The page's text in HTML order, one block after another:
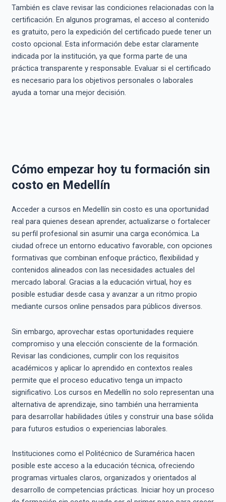
También es clave revisar las condiciones relacionadas con la
certificación. En algunos programas, el acceso al contenido
es gratuito, pero la expedición del certificado puede tener un
costo opcional. Esta información debe estar claramente
indicada por la institución, ya que forma parte de una
práctica transparente y responsable. Evaluar si el certificado
es necesario para los objetivos personales o laborales
ayuda a tomar una mejor decisión.
Cómo empezar hoy tu formación sin
costo en Medellín
Acceder a cursos en Medellín sin costo es una oportunidad
real para quienes desean aprender, actualizarse o fortalecer
su perfil profesional sin asumir una carga económica. La
ciudad ofrece un entorno educativo favorable, con opciones
formativas que combinan enfoque práctico, flexibilidad y
contenidos alineados con las necesidades actuales del
mercado laboral. Gracias a la educación virtual, hoy es
posible estudiar desde casa y avanzar a un ritmo propio
mediante cursos online pensados para públicos diversos.
Sin embargo, aprovechar estas oportunidades requiere
compromiso y una elección consciente de la formación.
Revisar las condiciones, cumplir con los requisitos
académicos y aplicar lo aprendido en contextos reales
permite que el proceso educativo tenga un impacto
significativo. Los cursos en Medellín no solo representan una
alternativa de aprendizaje, sino también una herramienta
para desarrollar habilidades útiles y construir una base sólida
para futuros estudios o experiencias laborales.
Instituciones como el Politécnico de Suramérica hacen
posible este acceso a la educación técnica, ofreciendo
programas virtuales claros, organizados y orientados al
desarrollo de competencias prácticas. Iniciar hoy un proceso